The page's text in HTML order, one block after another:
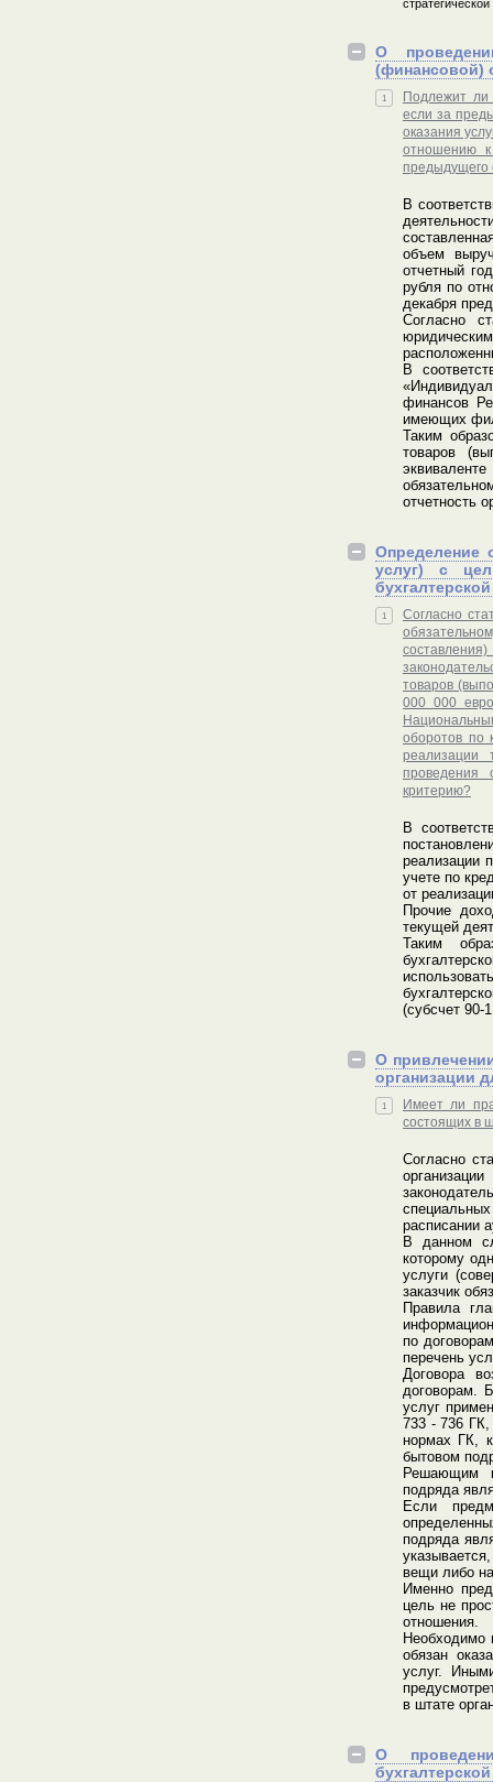
О
(финансовой)
1
Подлежит ли
если за
оказания
отношению
предыдущего
В
объем
отчетный
рубля по
декабря
Согласно
В
финансов
имеющих
Таким
товаров
отчетность
Определение
услуг) с
1
Согласно
товаров
000 000
оборотов по
реализации
проведения
критерию?
В
реализации
учете по
от
Прочие
текущей
Таким
(субсчет 90-
О
организации
1
Имеет ли
состоящих в
Согласно
расписании
В данном
которому
услуги
заказчик
Правила
по
перечень
Договора
договорам.
услуг
733 - 736 ГК,
нормах ГК,
бытовом
Решающим
подряда
Если
подряда
вещи либо
Именно
цель не
отношения.
Необходимо
обязан
услуг.
в штате
О